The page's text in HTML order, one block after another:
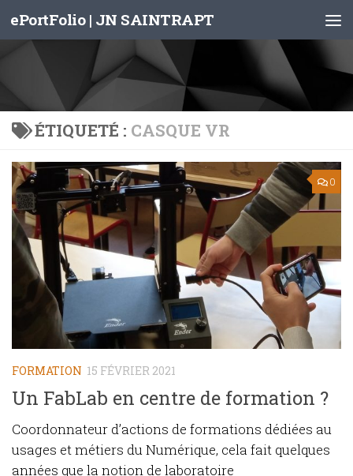
Skip to content
ePortFolio | JN SAINTRAPT
ÉTIQUETÉ : CASQUE VR
0
FORMATION 15 FÉVRIER 2021
Un FabLab en centre de formation ?
Coordonnateur d’actions de formations dédiées au
usages et métiers du Numérique, cela fait quelques
années que la notion de laboratoire